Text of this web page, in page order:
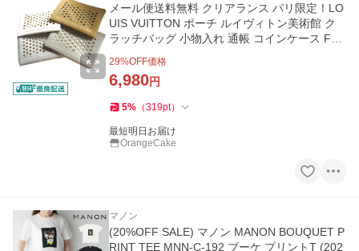
メール便送料無料 クリアランス パリ限定！LO
UIS VUITTON ポーチ ルイヴィトン美術館 ク
ラッチバッグ 小物入れ 通帳 コインケース FO
29%OFF価格
6,980円
5% （319pt）
最短明日お届け
OrangeCake
マノン
(20%OFF SALE) マノン MANON BOUQUET P
RINT TEE MNN-C-192 ブーケ プリントT (202